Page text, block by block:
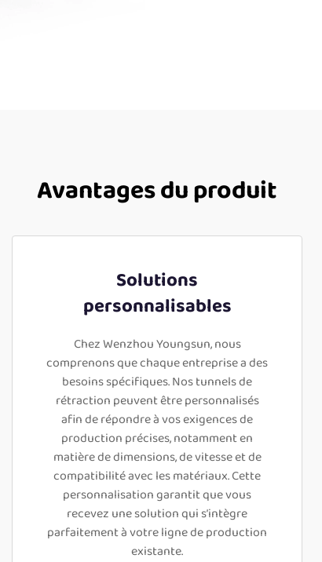
Avantages du produit
Solutions
personnalisables
Chez Wenzhou Youngsun, nous
comprenons que chaque entreprise a des
besoins spécifiques. Nos tunnels de
rétraction peuvent être personnalisés
afin de répondre à vos exigences de
production précises, notamment en
matière de dimensions, de vitesse et de
compatibilité avec les matériaux. Cette
personnalisation garantit que vous
recevez une solution qui s’intègre
parfaitement à votre ligne de production
existante.